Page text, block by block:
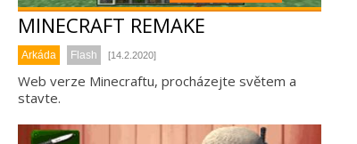
MINECRAFT REMAKE
Arkáda Flash [14.2.2020]
Web verze Minecraftu, procházejte světem a
stavte.